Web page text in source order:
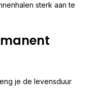
sterk aan te
je de levensduur